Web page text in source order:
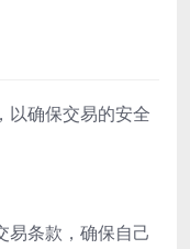
以确保交易的安全
易条款，确保自己